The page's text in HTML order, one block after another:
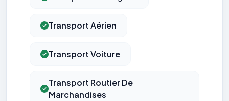
Transport Aérien
Transport Voiture
Transport Routier De
Marchandises